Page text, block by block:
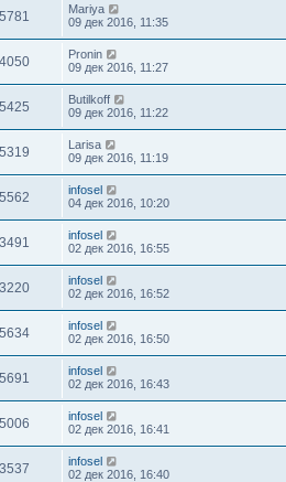
Mariya
09 дек 2016, 11:35
Pronin
09 дек 2016, 11:27
Butilkoff
09 дек 2016, 11:22
Larisa
09 дек 2016, 11:19
infosel
04 дек 2016, 10:20
infosel
02 дек 2016, 16:55
infosel
02 дек 2016, 16:52
infosel
02 дек 2016, 16:50
infosel
02 дек 2016, 16:43
infosel
02 дек 2016, 16:41
infosel
02 дек 2016, 16:40